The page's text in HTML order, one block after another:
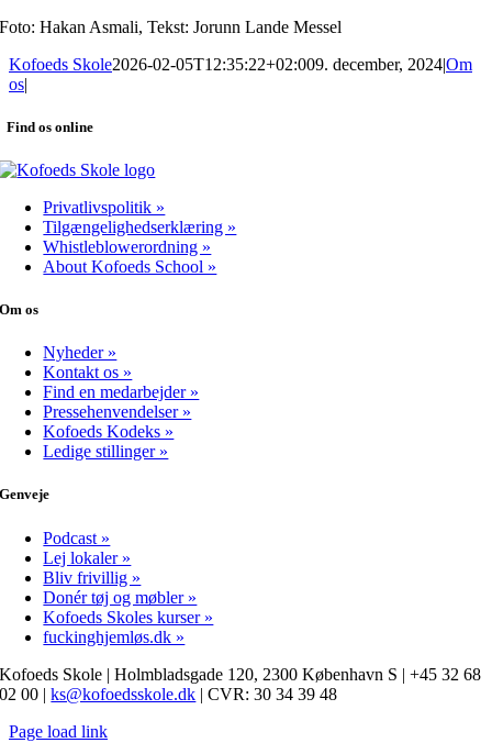
Foto: Hakan Asmali, Tekst: Jorunn Lande Messel
Kofoeds Skole2026-02-05T12:35:22+02:009. december, 2024|Om
os|
Find os online
Privatlivspolitik »
Tilgængelighedserklæring »
Whistleblowerordning »
About Kofoeds School »
Om os
Nyheder »
Kontakt os »
Find en medarbejder »
Pressehenvendelser »
Kofoeds Kodeks »
Ledige stillinger »
Genveje
Podcast »
Lej lokaler »
Bliv frivillig »
Donér tøj og møbler »
Kofoeds Skoles kurser »
fuckinghjemløs.dk »
Kofoeds Skole | Holmbladsgade 120, 2300 København S | +45 32 68
02 00 |ks@kofoedsskole.dk | CVR: 30 34 39 48
Page load link